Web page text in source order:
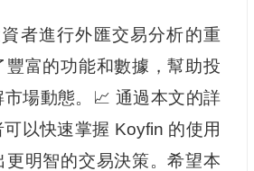
者進行外匯交易分析的重
豐富的功能和數據，幫助投
場動態。📈 通過本文的詳
以快速掌握 Koyfin 的使用
更明智的交易決策。希望本